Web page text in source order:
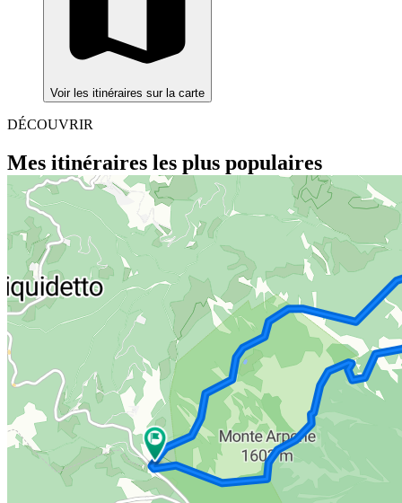
Voir les itinéraires sur la carte
DÉCOUVRIR
Mes itinéraires les plus populaires